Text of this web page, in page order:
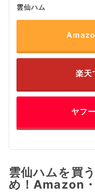
雲仙ハム
楽天
ヤフ
雲仙ハムを買
め！Amazon